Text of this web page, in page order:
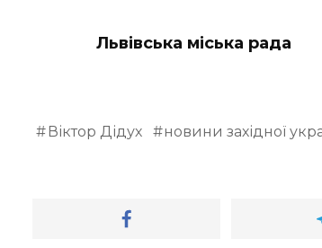
Львівська міська рада
Віктор Дідух новини західної